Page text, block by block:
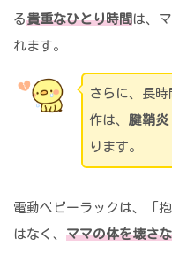
る貴重なひとり時間 は、
れます。
さらに、長
作は、 腱鞘炎
ります。
電動ベビーラックは、「
はなく、 ママの体を壊さ